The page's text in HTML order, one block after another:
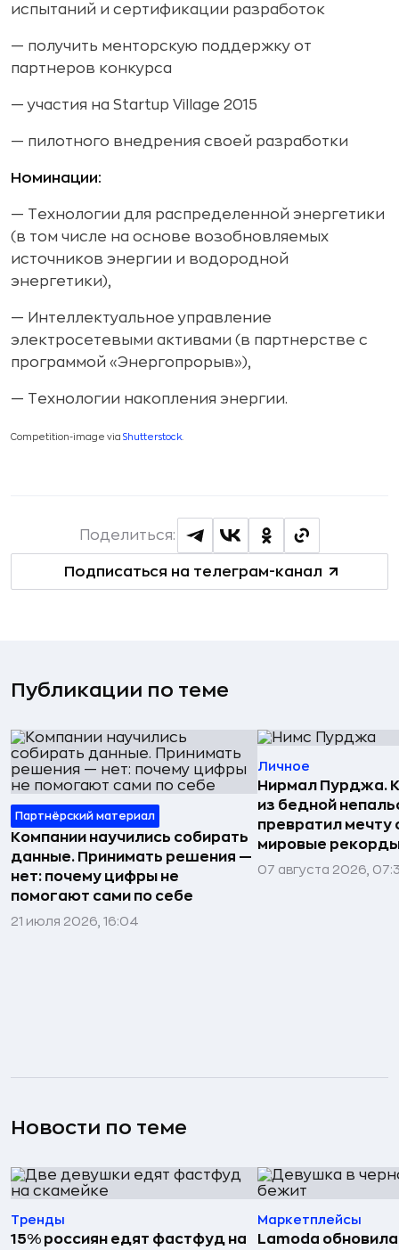
испытаний и сертификации разработок
— получить менторскую поддержку от
партнеров конкурса
— участия на Startup Village 2015
— пилотного внедрения своей разработки
Номинации:
— Технологии для распределенной энергетики
(в том числе на основе возобновляемых
источников энергии и водородной
энергетики),
— Интеллектуальное управление
электросетевыми активами (в партнерстве с
программой «Энергопрорыв»),
— Технологии накопления энергии.
Competition-image via Shutterstock.
Подписаться на телеграм-канал
Поделиться:
Публикации по теме
Партнёрский материал
Компании научились собирать
данные. Принимать решения —
нет: почему цифры не
помогают сами по себе
21 июля 2026, 16:04
Личное
Нирмал Пурджа.
из бедной
превратил мечту
мировые рекорды
07 августа 2026,
Новости по теме
Тренды
15% россиян едят фастфуд на
Маркетплейсы
Lamoda